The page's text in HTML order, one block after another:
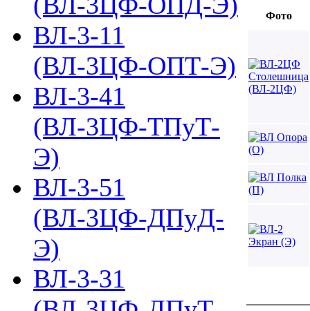
ВЛ-3-11
(ВЛ-3ЦФ-ОПТ-Э)
ВЛ-3-41
(ВЛ-3ЦФ-ТПуТ-
Э)
ВЛ-3-51
(ВЛ-3ЦФ-ДПуД-
Э)
ВЛ-3-31
Фото